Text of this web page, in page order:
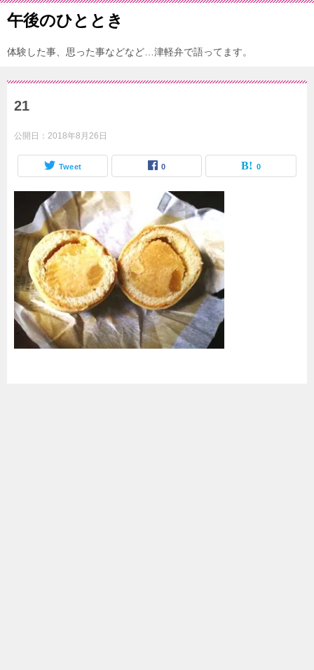
午後のひととき
体験した事、思った事などなど…津軽弁で語ってます。
21
公開日： 2018年8月26日
Tweet 0 0